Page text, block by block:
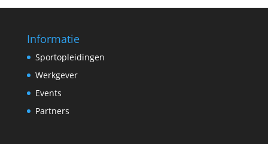
Informatie
Sportopleidingen
Werkgever
Events
Partners